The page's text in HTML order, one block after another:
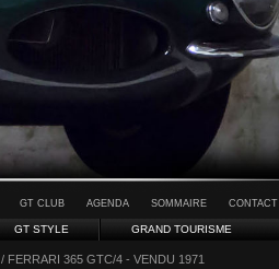
GT CLUB AGENDA SOMMAIRE CONTACT
GT STYLE GRAND TOURISME
/ FERRARI 365 GTC/4 - VENDU 1971